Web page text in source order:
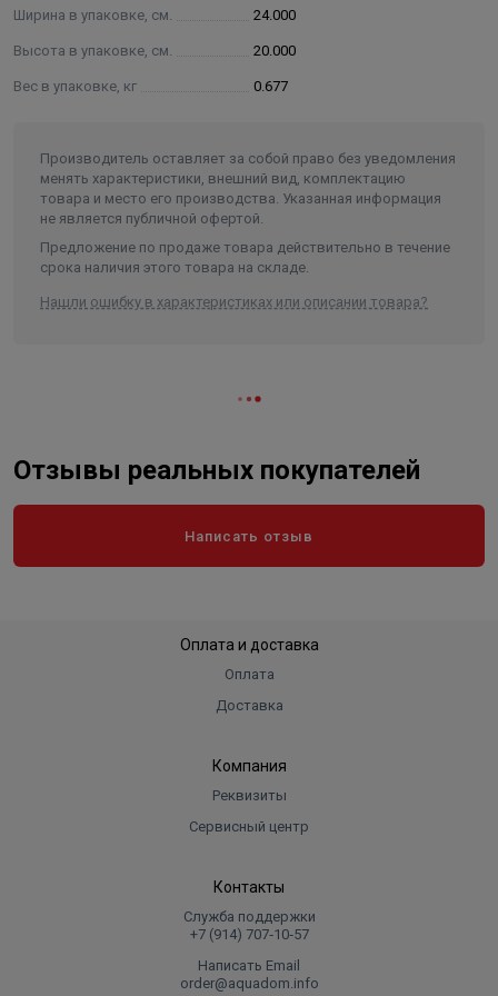
Ширина в упаковке, см. 24.000
Высота в упаковке, см. 20.000
Вес в упаковке, кг 0.677
Производитель оставляет за собой право без уведомления
менять характеристики, внешний вид, комплектацию
товара и место его производства. Указанная информация
не является публичной офертой.
Предложение по продаже товара действительно в течение
срока наличия этого товара на складе.
Нашли ошибку в характеристиках или описании товара?
Отзывы реальных покупателей
Написать отзыв
Оплата и доставка
Оплата
Доставка
Компания
Реквизиты
Сервисный центр
Контакты
Служба поддержки
+7 (914) 707‑10‑57
Написать Email
order@aquadom.info